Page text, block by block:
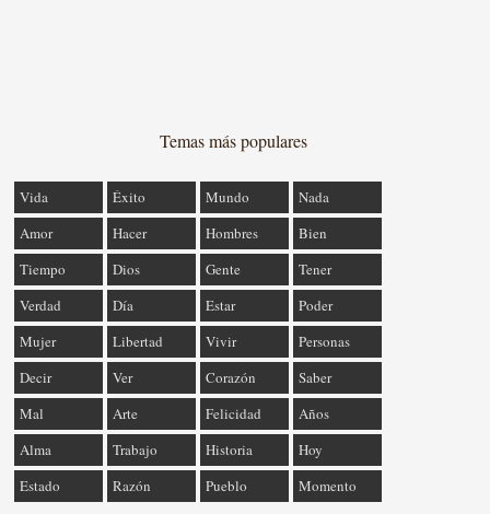
Temas más populares
Vida Éxito Mundo
Nada
Amor
Hacer Hombres
Bien
Tiempo
Dios Gente
Tener
Verdad
Día Estar
Poder
Mujer
Libertad Vivir
Personas
Decir
Ver Corazón
Saber
Mal
Arte Felicidad
Años
Alma
Trabajo Historia
Hoy
Estado
Razón Pueblo Momento